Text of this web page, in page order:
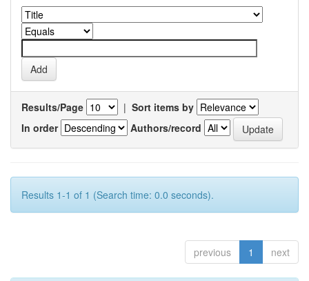
Results/Page | Sort items by
In order
Authors/record
Results 1-1 of 1 (Search time: 0.0 seconds).
previous 1 next